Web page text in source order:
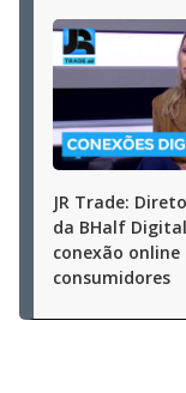
JR Trade:
da BHalf
conexão
consumidores